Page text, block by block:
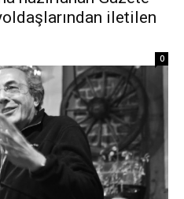
iletilen
0